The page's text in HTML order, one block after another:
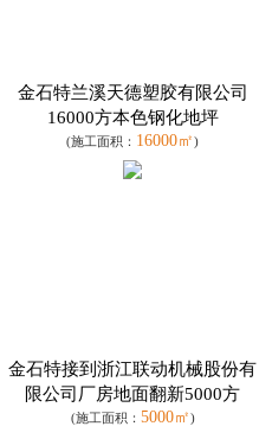
金石特兰溪天德塑胶有限公司
16000方本色钢化地坪
(施工面积： 16000㎡)
金石特接到浙江联动机械股份有
限公司厂房地面翻新5000方
(施工面积： 5000㎡)